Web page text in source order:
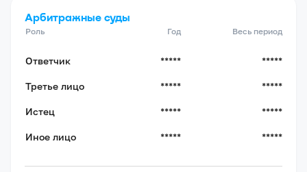
Арбитражные суды
Роль Год Весь период
Ответчик ***** *****
Третье лицо ***** *****
Истец ***** *****
Иное лицо ***** *****